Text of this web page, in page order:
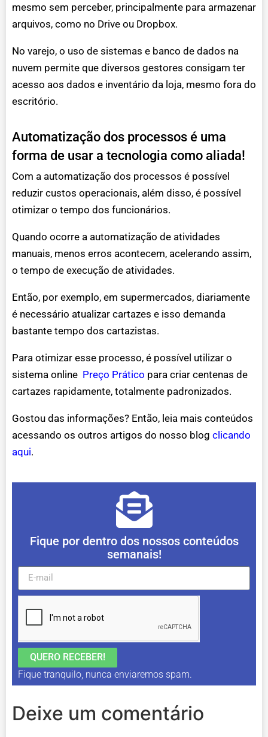
mesmo sem perceber, principalmente para armazenar
arquivos, como no Drive ou Dropbox.
No varejo, o uso de sistemas e banco de dados na
nuvem permite que diversos gestores consigam ter
acesso aos dados e inventário da loja, mesmo fora do
escritório.
Automatização dos processos é uma
forma de usar a tecnologia como aliada!
Com a automatização dos processos é possível
reduzir custos operacionais, além disso, é possível
otimizar o tempo dos funcionários.
Quando ocorre a automatização de atividades
manuais, menos erros acontecem, acelerando assim,
o tempo de execução de atividades.
Então, por exemplo, em supermercados, diariamente
é necessário atualizar cartazes e isso demanda
bastante tempo dos cartazistas.
Para otimizar esse processo, é possível utilizar o
sistema online Preço Prático para criar centenas de
cartazes rapidamente, totalmente padronizados.
Gostou das informações? Então, leia mais conteúdos
acessando os outros artigos do nosso blog clicando
aqui.
Fique por dentro dos nossos conteúdos
semanais!
QUERO RECEBER!
Fique tranquilo, nunca enviaremos spam.
Deixe um comentário